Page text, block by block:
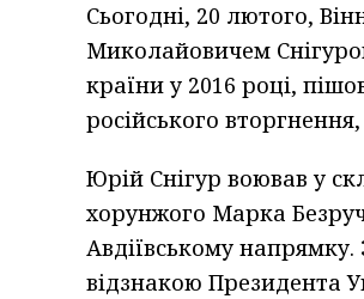
Сьогодні, 20 лютого,
Миколайовичем
країни у 2016 році,
російського
Юрій Снігур воював у
хорунжого Марка
Авдіївському
відзнакою Президента